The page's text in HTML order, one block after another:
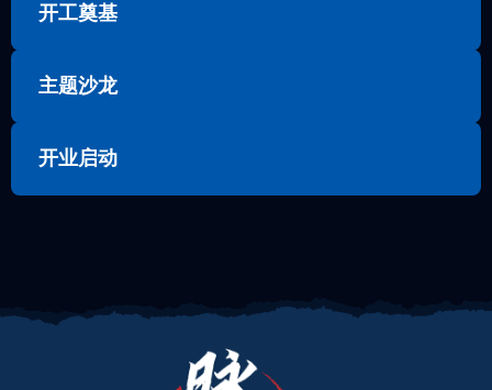
开工奠基
主题沙龙
开业启动